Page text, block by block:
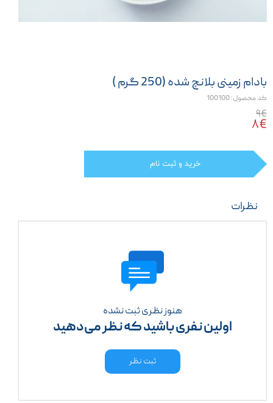
بادام زمینی بلانچ شده (250 گرم )
کد محصول: 100100
۹€
۸€
خرید و ثبت نام
نظرات
هنوز نظری ثبت نشده
اولین نفری باشید که نظر می‌دهید
ثبت نظر